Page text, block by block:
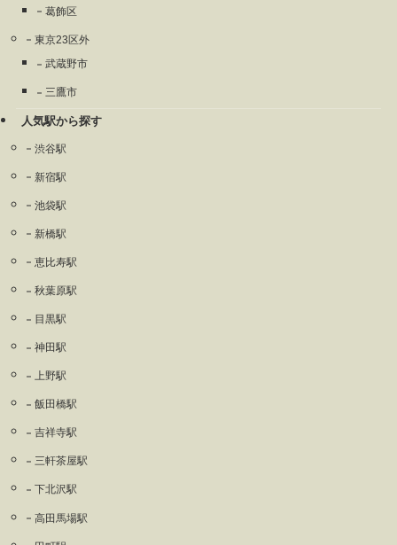
葛飾区
東京23区外
武蔵野市
三鷹市
人気駅から探す
渋谷駅
新宿駅
池袋駅
新橋駅
恵比寿駅
秋葉原駅
目黒駅
神田駅
上野駅
飯田橋駅
吉祥寺駅
三軒茶屋駅
下北沢駅
高田馬場駅